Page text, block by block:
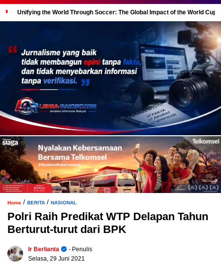
Unifying the World Through Soccer: The Global Impact of the World Cup
Home / BERITA / NASIONAL
Polri Raih Predikat WTP Delapan Tahun
Berturut-turut dari BPK
Ir Berlianta
- Penulis
Selasa, 29 Juni 2021